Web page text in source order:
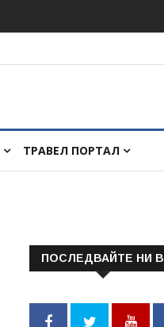
ТРАВЕЛ ПОРТАЛ
ПОСЛЕДВАЙТЕ НИ В